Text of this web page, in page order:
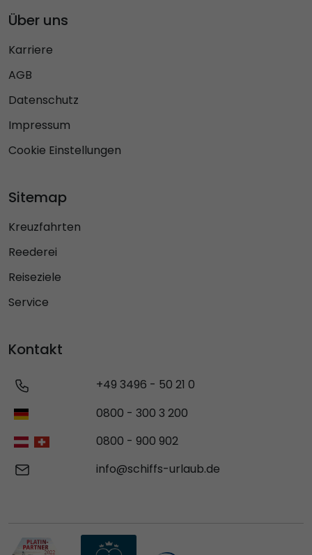
Über uns
Karriere
AGB
Datenschutz
Impressum
Cookie Einstellungen
Sitemap
Kreuzfahrten
Reederei
Reiseziele
Service
Kontakt
+49 3496 - 50 21 0
0800 - 300 3 200
0800 - 900 902
info@schiffs-urlaub.de